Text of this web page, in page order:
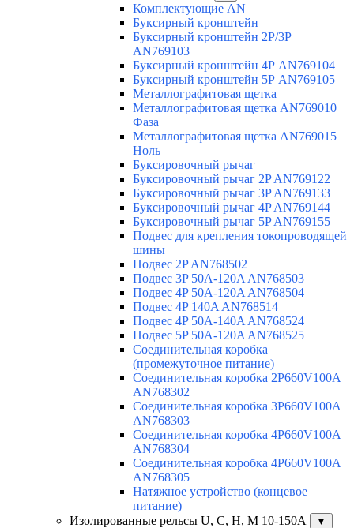
Комплектующие AN
Буксирный кронштейн
Буксирный кронштейн 2Р/3Р
AN769103
Буксирный кронштейн 4Р AN769104
Буксирный кронштейн 5Р AN769105
Металлографитовая щетка
Металлографитовая щетка AN769010
Фаза
Металлографитовая щетка AN769015
Ноль
Буксировочный рычаг
Буксировочный рычаг 2P AN769122
Буксировочный рычаг 3P AN769133
Буксировочный рычаг 4P AN769144
Буксировочный рычаг 5P AN769155
Подвес для крепления токопроводящей
шины
Подвес 2P AN768502
Подвес 3P 50A-120A AN768503
Подвес 4P 50A-120A AN768504
Подвес 4P 140A AN768514
Подвес 4P 50A-140A AN768524
Подвес 5P 50A-120A AN768525
Соединительная коробка
(промежуточное питание)
Соединительная коробка 2P660V100A
AN768302
Соединительная коробка 3P660V100A
AN768303
Соединительная коробка 4P660V100A
AN768304
Соединительная коробка 4P660V100A
AN768305
Натяжное устройство (концевое
питание)
Изолированные рельсы U, C, H, M 10-150А
▼